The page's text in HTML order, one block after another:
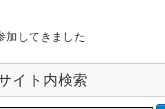
加してきました
イト内検索